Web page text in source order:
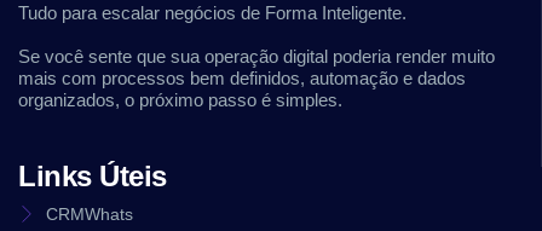
Tudo para escalar negócios de Forma Inteligente.
Se você sente que sua operação digital poderia render muito
mais com processos bem definidos, automação e dados
organizados, o próximo passo é simples.
Links Úteis
CRMWhats